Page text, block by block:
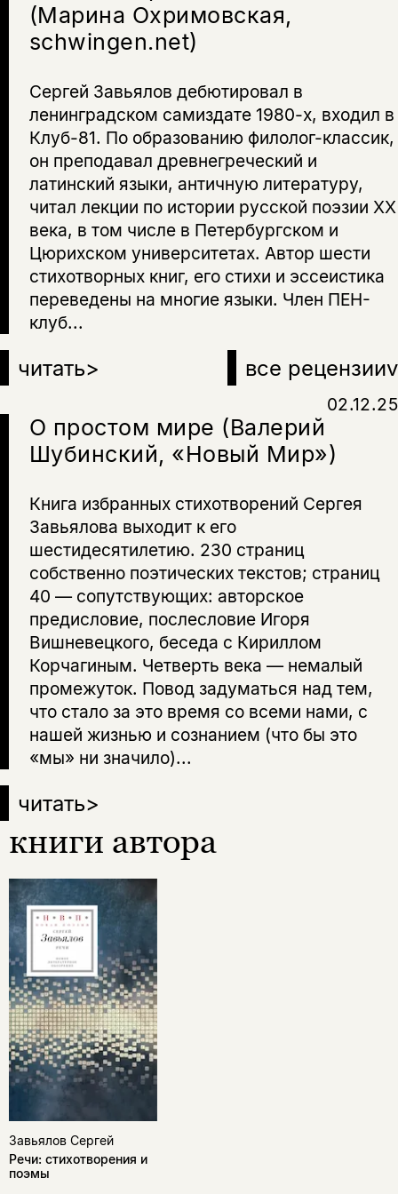
(Марина Охримовская,
schwingen.net)
Сергей Завьялов дебютировал в
ленинградском самиздате 1980-х, входил в
Клуб-81. По образованию филолог-классик,
он преподавал древнегреческий и
латинский языки, античную литературу,
читал лекции по истории русской поэзии ХХ
века, в том числе в Петербургском и
Цюрихском университетах. Автор шести
стихотворных книг, его стихи и эссеистика
переведены на многие языки. Член ПЕН-
клуб...
читать> все рецензииv
О простом мире (Валерий
Шубинский, «Новый Мир»)
02.12.25
Книга избранных стихотворений Сергея
Завьялова выходит к его
шестидесятилетию. 230 страниц
собственно поэтических текстов; страниц
40 — сопутствующих: авторское
предисловие, послесловие Игоря
Вишневецкого, беседа с Кириллом
Корчагиным. Четверть века — немалый
промежуток. Повод задуматься над тем,
что стало за это время со всеми нами, с
нашей жизнью и сознанием (что бы это
«мы» ни значило)...
читать>
книги автора
Завьялов Сергей
Речи: стихотворения и
поэмы
Поделиться
КопироватьВконтактеТелеграм Дзен
подписаться
подписаться
да